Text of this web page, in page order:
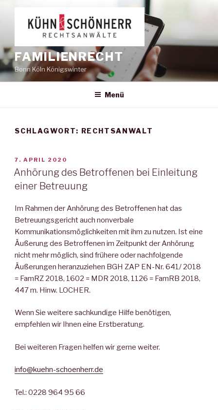
springen
FAMILIENRECHT
Bonn Köln Königswinter
Menü
SCHLAGWORT: RECHTSANWALT
VERÖFFENTLICHT
AM
7. APRIL 2020
Anhörung des Betroffenen bei Einleitung
einer Betreuung
Im Rahmen der Anhörung des Betroffenen hat das
Betreuungsgericht auch nonverbale
Kommunikationsmöglichkeiten mit ihm zu nutzen. Ist eine
Äußerung des Betroffenen im Zeitpunkt der Anhörung
nicht mehr möglich, sind frühere oder nachfolgende
Äußerungen heranzuziehen BGH ZAP EN-Nr. 641/ 2018
= FamRZ 2018, 1602 = MDR 2018, 1126 = FamRB 2018,
447 m. Hinw. LOCHER.
Wenn Sie weitere sachkundige Hilfe benötigen,
empfehlen wir Ihnen eine Erstberatung.
Bei weiteren Fragen helfen wir gerne weiter.
info@kuehn-schoenherr.de
Tel.: 0228 964 95 66